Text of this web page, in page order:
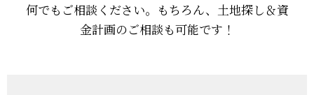
何でもご相談ください。もちろん、土地探し＆資
金計画のご相談も可能です！